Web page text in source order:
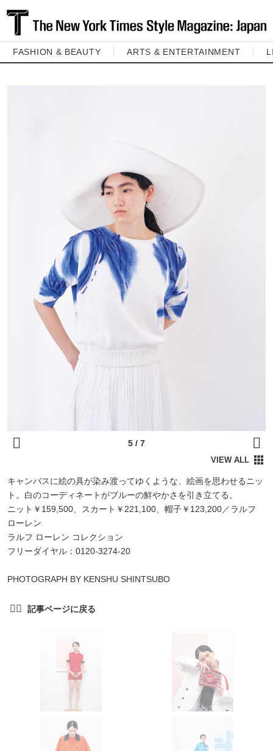
FASHION & BEAUTY ARTS & ENTERTAINMENT
キャンバスに絵の具が染み渡ってゆくような、絵画を思わせるニッ
ト。白のコーディネートがブルーの鮮やかさを引き立てる。
ニット￥159,500、スカート￥221,100、帽子￥123,200／ラルフ
ローレン
ラルフ ローレン コレクション
フリーダイヤル：0120-3274-20
PHOTOGRAPH BY KENSHU SHINTSUBO